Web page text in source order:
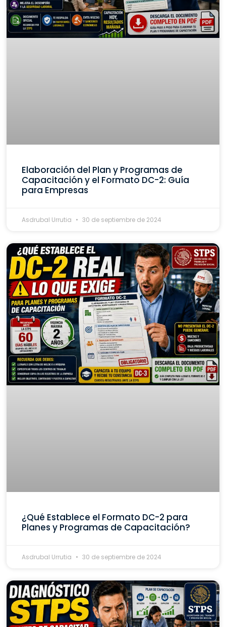
Elaboración del Plan y Programas de
Capacitación y el Formato DC-2: Guía
para Empresas
Asdrubal Urrutia 30 de septiembre de 2024
¿Qué Establece el Formato DC-2 para
Planes y Programas de Capacitación?
Asdrubal Urrutia 30 de septiembre de 2024